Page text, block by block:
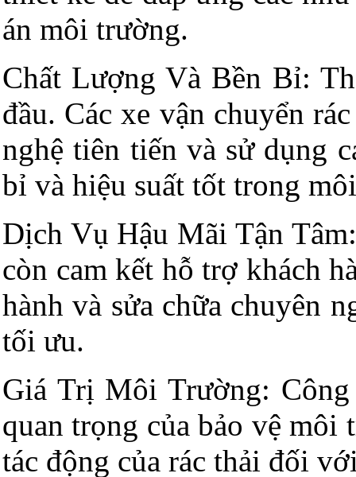
án môi trường.
Chất Lượng Và Bền Bỉ:
đầu. Các xe vận chuyển
nghệ tiên tiến và sử dụng
bỉ và hiệu suất tốt trong
Dịch Vụ Hậu Mãi Tận
còn cam kết hỗ trợ khách
hành và sửa chữa chuyên
tối ưu.
Giá Trị Môi Trường:
quan trọng của bảo vệ môi
tác động của rác thải đối